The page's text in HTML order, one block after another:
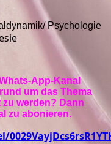
Psychologie
App-Kanal
um das Thema
werden? Dann
zu abonieren.